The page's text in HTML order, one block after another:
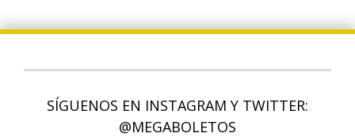
SÍGUENOS EN INSTAGRAM Y TWITTER:
@MEGABOLETOS